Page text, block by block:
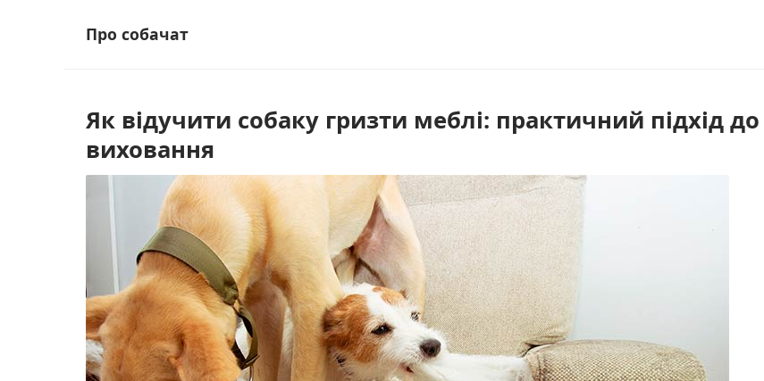
Про собачат
Як відучити собаку гризти меблі: практичний підхід до
виховання